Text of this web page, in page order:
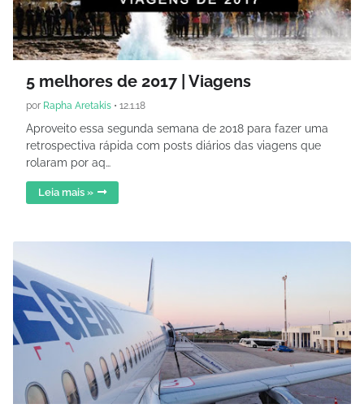
5 melhores de 2017 | Viagens
por Rapha Aretakis • 12.1.18
Aproveito essa segunda semana de 2018 para fazer uma
retrospectiva rápida com posts diários das viagens que
rolaram por aq…
Leia mais »